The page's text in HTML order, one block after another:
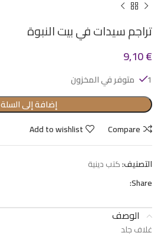
تراجم سيدات في بيت النبوة
9,10€
1 متوفر في المخزون
إضافة إلى السلة
Compare
Add to wishlist
التصنيف:كتب دينية
Share:
الوصف
غلاف جلد